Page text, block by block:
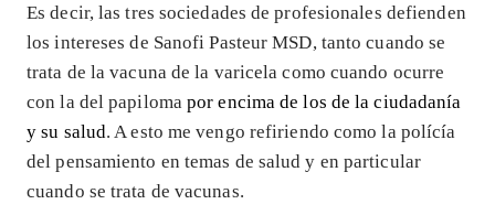
Es decir, las tres sociedades de profesionales defienden
los intereses de Sanofi Pasteur MSD, tanto cuando se
trata de la vacuna de la varicela como cuando ocurre
con la del papilomapor encima de los de la ciudadanía
y su salud. A esto me vengo refiriendo como la polícía
del pensamiento en temas de salud y en particular
cuando se trata de vacunas.